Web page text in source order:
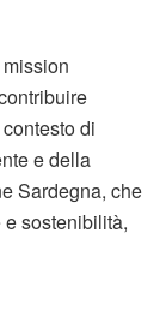
di
e della
Sardegna, che
sostenibilità,